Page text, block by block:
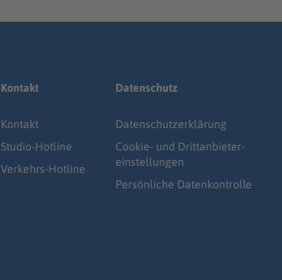
Kontakt
Kontakt
Studio-Hotline
Verkehrs-Hotline
Datenschutz
Datenschutz­erklärung
Cookie- und Drittanbieter-
einstellungen
Persönliche Datenkontrolle